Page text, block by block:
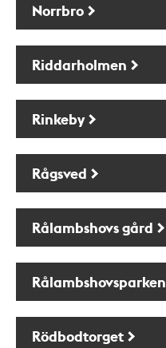
Norrbro
Riddarholmen
Rinkeby
Rågsved
Rålambshovs gård
Rålambshovsparken
Rödbodtorget